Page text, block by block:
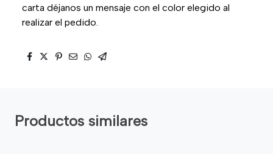
carta déjanos un mensaje con el color elegido al
realizar el pedido.
Productos similares